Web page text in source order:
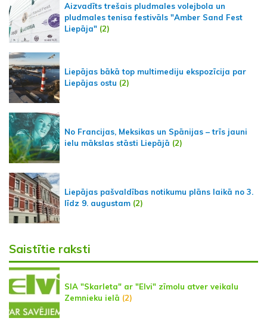
Aizvadīts trešais pludmales volejbola un
pludmales tenisa festivāls "Amber Sand Fest
Liepāja" (2)
Liepājas bākā top multimediju ekspozīcija par
Liepājas ostu (2)
No Francijas, Meksikas un Spānijas – trīs jauni
ielu mākslas stāsti Liepājā (2)
Liepājas pašvaldības notikumu plāns laikā no 3.
līdz 9. augustam (2)
Saistītie raksti
SIA "Skarleta" ar "Elvi" zīmolu atver veikalu
Zemnieku ielā (2)